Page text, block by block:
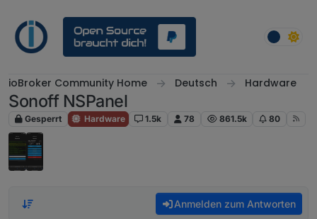
ioBroker Community Home Deutsch Hardware
Sonoff NSPanel
Gesperrt Hardware 1.5k 78 861.5k 80
Anmelden zum Antworten